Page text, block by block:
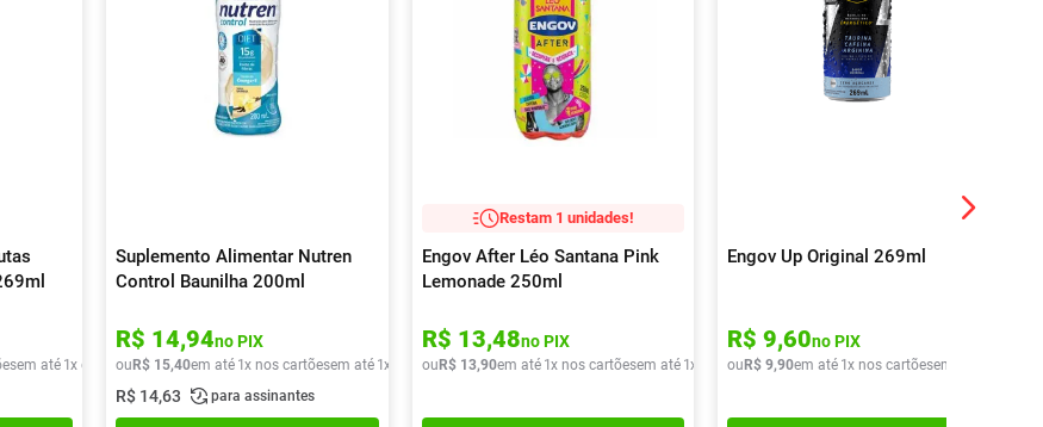
em até 1x de R$ 9, 90
Suplemento Alimentar Nutren
Control Baunilha 200ml
R$ 14,94no PIX
ou R$ 15,40em até 1x nos cartõesem até 1x de R$ 15,40
R$ 14,63 para assinantes
Restam 1 unidades!
Engov After Léo Santana Pink
Lemonade 250ml
R$ 13,48no PIX
ou R$ 13,90em até 1x nos cartõesem até 1x de R$ 13,90
Engov Up Original 269ml
R$ 9,60no PIX
ou R$ 9,90em até 1x nos cartõesem até